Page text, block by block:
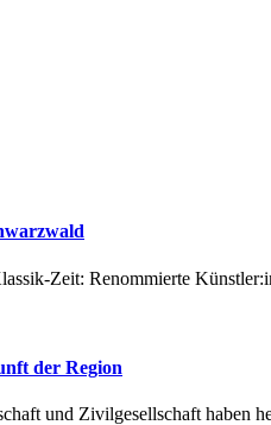
Zeit: Renommierte
der Region
und Zivilgesellschaft haben